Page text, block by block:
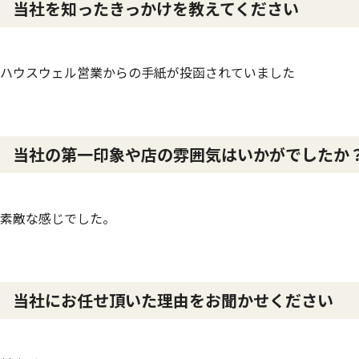
当社を知ったきっかけを教えてください
ハウスウェル営業からの手紙が投函されていました
当社の第一印象や店の雰囲気はいかがでしたか
素敵な感じでした。
当社にお任せ頂いた理由をお聞かせください